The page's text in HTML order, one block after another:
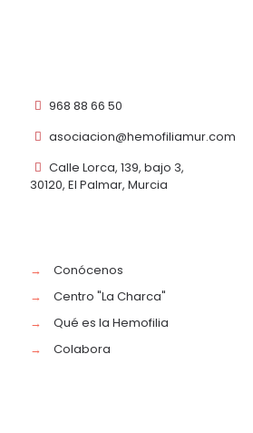
968 88 66 50
asociacion@hemofiliamur.com
Calle Lorca, 139, bajo 3,
30120, El Palmar, Murcia
→
Conócenos
→
Centro "La Charca"
→
Qué es la Hemofilia
→
Colabora